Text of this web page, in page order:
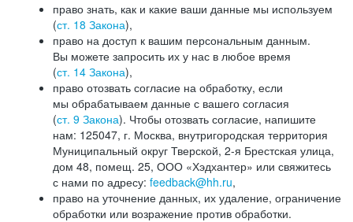
право знать, как и какие ваши данные мы используем
(ст. 18 Закона),
право на доступ к вашим персональным данным.
Вы можете запросить их у нас в любое время
(ст. 14 Закона),
право отозвать согласие на обработку, если
мы обрабатываем данные с вашего согласия
(ст. 9 Закона). Чтобы отозвать согласие, напишите
нам: 125047, г. Москва, внутригородская территория
Муниципальный округ Тверской, 2-я Брестская улица,
дом 48, помещ. 25, ООО «Хэдхантер» или свяжитесь
с нами по адресу: feedback@hh.ru,
право на уточнение данных, их удаление, ограничение
обработки или возражение против обработки.